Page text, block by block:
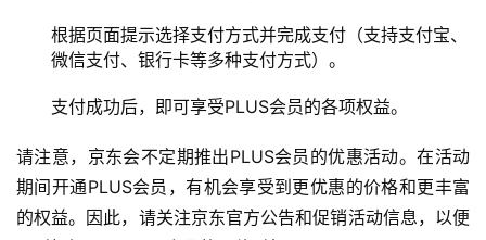
根据页面提示选择支付方式并完成支付（支持支付宝、
微信支付、银行卡等多种支付方式）。
支付成功后，即可享受PLUS会员的各项权益。
请注意，京东会不定期推出PLUS会员的优惠活动。在活动
期间开通PLUS会员，有机会享受到更优惠的价格和更丰富
的权益。因此，请关注京东官方公告和促销活动信息，以便